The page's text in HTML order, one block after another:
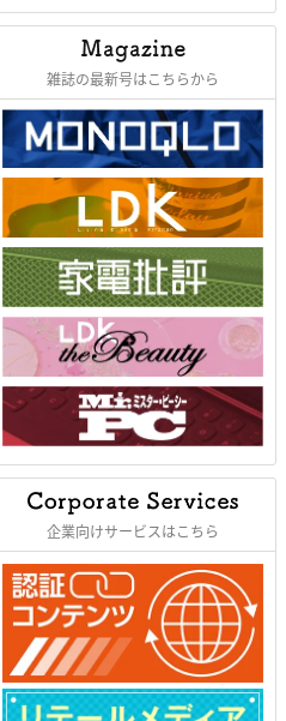
雑誌の最新号はこちらから
企業向けサービスはこちら